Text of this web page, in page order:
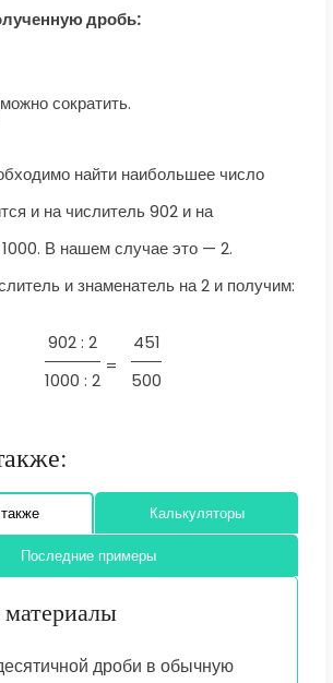
дробь:
можно сократить.
найти наибольшее число
и на числитель 902 и на
В нашем случае это — 2.
и знаменатель на 2 и получим:
902 : 2
1000 : 2
=
451
500
Калькуляторы
Последние примеры
дроби в обычную